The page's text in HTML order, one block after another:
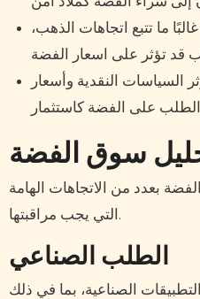
ما تتبع اتجاهات الذهب،
السياسات النقدية وأسعار
سوق الفضة
سوق الفضة بعدد من الاتجاهات الهامة
التي يجب مراقبتها.
الطلب الصناعي